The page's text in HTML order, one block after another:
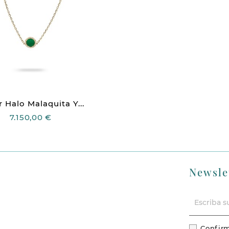
Halo Malaquita Y...
7.150,00 €